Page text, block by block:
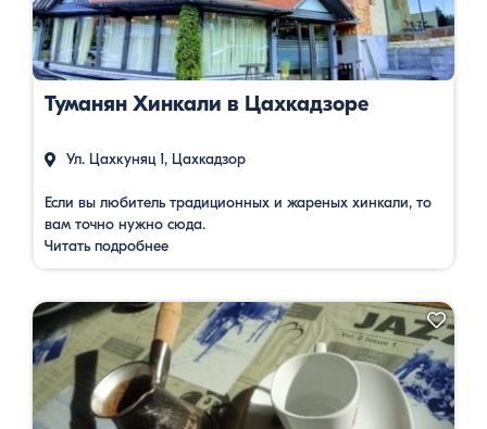
Туманян Хинкали в Цахкадзоре
Ул. Цахкуняц 1, Цахкадзор
Если вы любитель традиционных и жареных хинкали, то
вам точно нужно сюда.
Читать подробнее